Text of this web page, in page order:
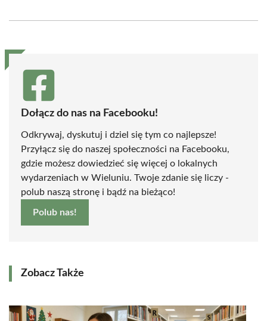
(Twitter)
Dołącz do nas na Facebooku!
Odkrywaj, dyskutuj i dziel się tym co najlepsze!
Przyłącz się do naszej społeczności na Facebooku,
gdzie możesz dowiedzieć się więcej o lokalnych
wydarzeniach w Wieluniu. Twoje zdanie się liczy -
polub naszą stronę i bądź na bieżąco!
Polub nas!
Zobacz Także